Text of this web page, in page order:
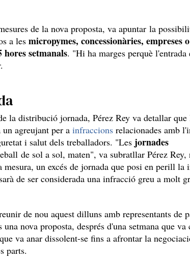
de la nova proposta, va apuntar la
a les micropymes, concessionàries, empreses
hores setmanals. "Hi ha marges perquè
la distribució jornada, Pérez Rey va detallar que
agreujant per a infraccions relacionades amb
i salut dels treballadors. "Les jornades
de sol a sol, maten", va subratllar Pérez Rey,
mesura, un excés de jornada que posi en perill la
de ser considerada una infracció greu a molt
de nou aquest dilluns amb representants de
nova proposta, després d'una setmana que va
va anar dissolent-se fins a afrontar la
parts.